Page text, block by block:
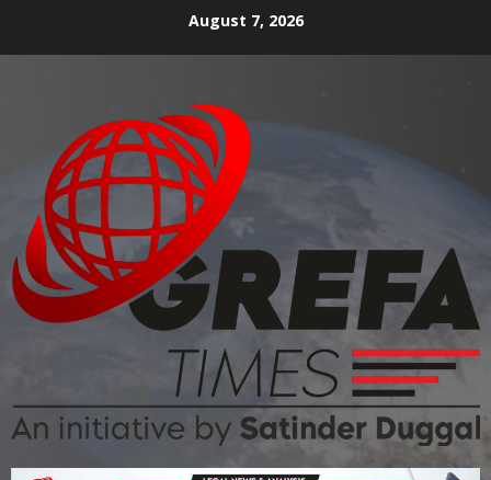
August 7, 2026